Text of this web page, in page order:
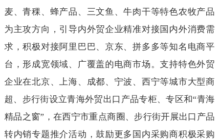
麦、青稞、蜂产品、三文鱼、牛肉干等特色农牧产品
为主攻方向，引导内外贸企业精准对接国内外消费需
求，积极对接阿里巴巴、京东、拼多多等知名电商平
台，形成宽领域、广覆盖的电商市场。支持特色外贸
企业在北京、上海、成都、宁波、西宁等城市大型商
超、步行街设立青海外贸出口产品专柜、专区和“青海
精品之窗”，在西宁市重点商圈、步行街开展出口产品
转内销专题推介活动，鼓励更多国内采购商积极采购